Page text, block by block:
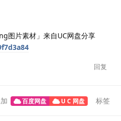
图片素材」来自UC网盘分享
回复
百度网盘 U C 网盘 标签